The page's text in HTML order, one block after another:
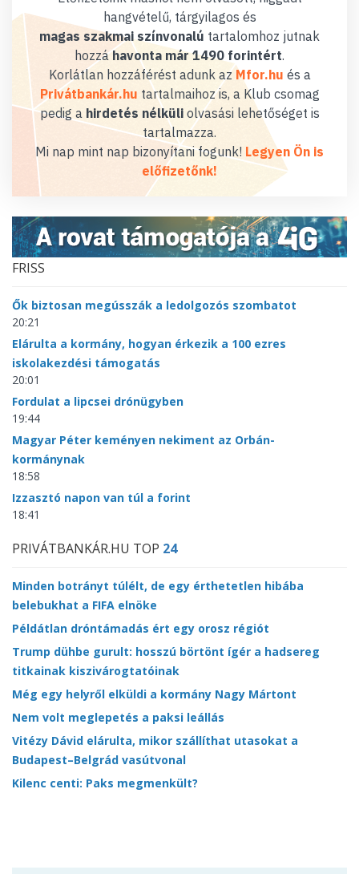
hangvételű, tárgyilagos és
magas szakmai színvonalú tartalomhoz jutnak
hozzáhavonta már 1490 forintért.
Korlátlan hozzáférést adunk az Mfor.hu és a
Privátbankár.hu tartalmaihoz is, a Klub csomag
pedig a hirdetés nélküliolvasási lehetőséget is
tartalmazza.
Mi nap mint nap bizonyítani fogunk! Legyen Ön is
előfizetőnk!
FRISS
Ők biztosan megússzák a ledolgozós szombatot
20:21
Elárulta a kormány, hogyan érkezik a 100 ezres
iskolakezdési támogatás
20:01
Fordulat a lipcsei drónügyben
19:44
Magyar Péter keményen nekiment az Orbán-
kormánynak
18:58
Izzasztó napon van túl a forint
18:41
PRIVÁTBANKÁR.HU TOP 24
Minden botrányt túlélt, de egy érthetetlen hibába
belebukhat a FIFA elnöke
Példátlan dróntámadás ért egy orosz régiót
Trump dühbe gurult: hosszú börtönt ígér a hadsereg
titkainak kiszivárogtatóinak
Még egy helyről elküldi a kormány Nagy Mártont
Nem volt meglepetés a paksi leállás
Vitézy Dávid elárulta, mikor szállíthat utasokat a
Budapest–Belgrád vasútvonal
Kilenc centi: Paks megmenkült?